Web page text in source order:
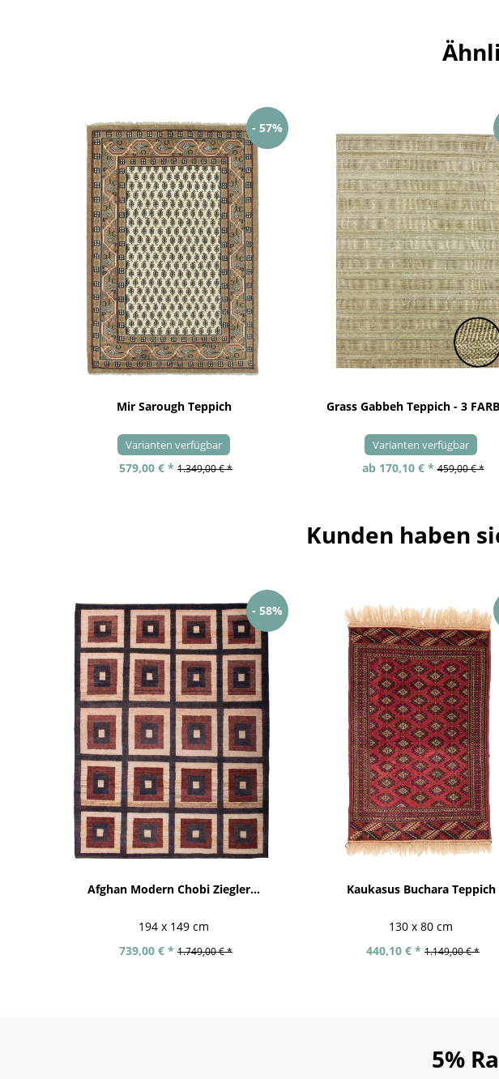
- 57%
Mir Sarough Teppich
Varianten verfügbar
579,00 € * 1.349,00 € *
Grass Gabbeh Teppich - 3
Varianten verfügbar
ab 170,10 € * 459,00 € *
Kunden haben
- 58%
Afghan Modern Chobi Ziegler...
194 x 149 cm
739,00 € * 1.749,00 € *
Kaukasus Buchara Teppich
130 x 80 cm
440,10 € * 1.149,00 € *
5%